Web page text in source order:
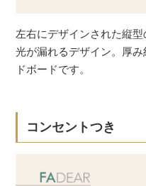
左右にデザインされた縦
光が漏れるデザイン。厚
ドボードです。
コンセントつき